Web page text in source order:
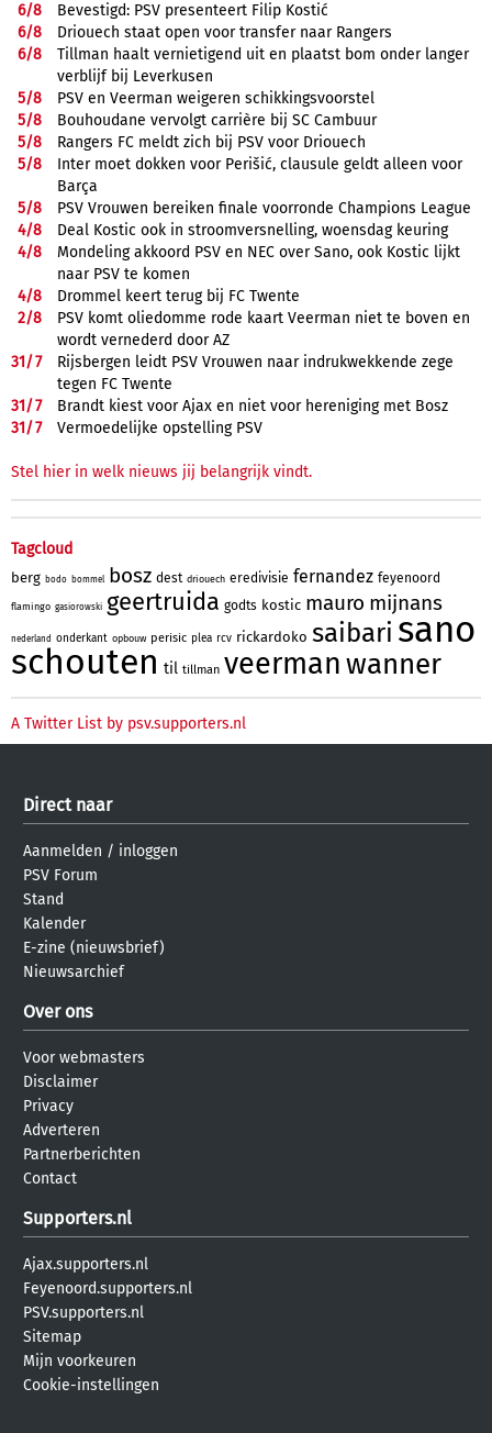
6/8
Bevestigd: PSV presenteert Filip Kostić
6/8
Driouech staat open voor transfer naar Rangers
6/8
Tillman haalt vernietigend uit en plaatst bom onder langer
verblijf bij Leverkusen
5/8
PSV en Veerman weigeren schikkingsvoorstel
5/8
Bouhoudane vervolgt carrière bij SC Cambuur
5/8
Rangers FC meldt zich bij PSV voor Driouech
5/8
Inter moet dokken voor Perišić, clausule geldt alleen voor
Barça
5/8
PSV Vrouwen bereiken finale voorronde Champions League
4/8
Deal Kostic ook in stroomversnelling, woensdag keuring
4/8
Mondeling akkoord PSV en NEC over Sano, ook Kostic lijkt
naar PSV te komen
4/8
Drommel keert terug bij FC Twente
2/8
PSV komt oliedomme rode kaart Veerman niet te boven en
wordt vernederd door AZ
31/7
Rijsbergen leidt PSV Vrouwen naar indrukwekkende zege
tegen FC Twente
31/7
Brandt kiest voor Ajax en niet voor hereniging met Bosz
31/7 Vermoedelijke opstelling PSV
Stel hier in welk nieuws jij belangrijk vindt.
Tagcloud
berg bodo bommel bosz dest driouech eredivisie fernandez feyenoord
flamingo gasiorowski geertruida godts kostic mauro mijnans
nederland onderkant opbouw perisic plea rcv rickardoko saibari sano
schouten til tillman veermanwanner
A Twitter List by psv.supporters.nl
Direct naar
Aanmelden / inloggen
PSV Forum
Stand
Kalender
E-zine (nieuwsbrief)
Nieuwsarchief
Over ons
Voor webmasters
Disclaimer
Privacy
Adverteren
Partnerberichten
Contact
Supporters.nl
Ajax.supporters.nl
Feyenoord.supporters.nl
PSV.supporters.nl
Sitemap
Mijn voorkeuren
Cookie-instellingen